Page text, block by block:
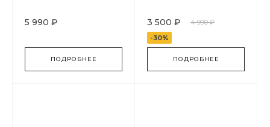
5 990 ₽
ПОДРОБНЕЕ
3 500 ₽
4 990 ₽
-30%
ПОДРОБНЕЕ